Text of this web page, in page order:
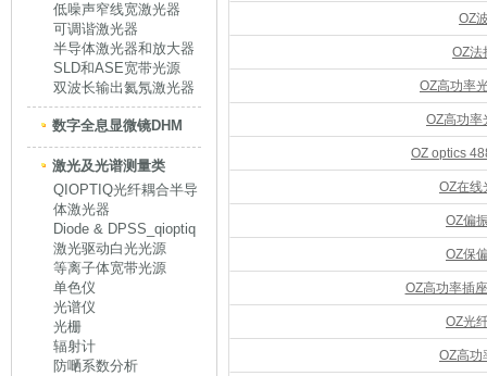
低噪声窄线宽激光器
可调谐激光器
半导体激光器和放大器
SLD和ASE宽带光源
双波长输出氦氖激光器
数字全息显微镜DHM
激光及光谱测量类
QIOPTIQ光纤耦合半导
体激光器
Diode & DPSS_qioptiq
激光驱动白光光源
等离子体宽带光源
单色仪
光谱仪
光栅
辐射计
防嗮系数分析
OZ
OZ法
OZ高功率
OZ高功率
OZ optics
OZ在线
OZ偏
OZ保
OZ高功率插
OZ光
OZ高功